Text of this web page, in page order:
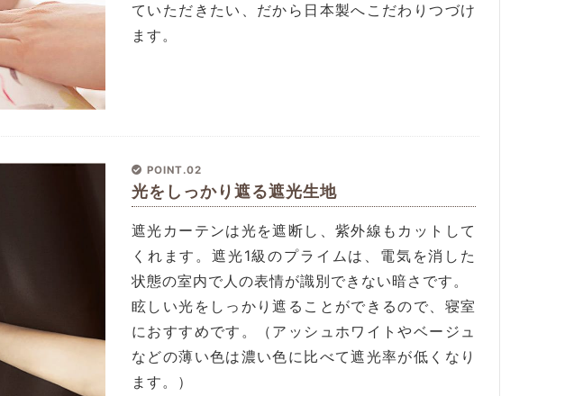
ていただきたい、だから日本製へこだわりつづけ
ます。
POINT.02
光をしっかり遮る遮光生地
遮光カーテンは光を遮断し、紫外線もカットして
くれます。遮光1級のプライムは、電気を消した
状態の室内で人の表情が識別できない暗さです。
眩しい光をしっかり遮ることができるので、寝室
におすすめです。（アッシュホワイトやベージュ
などの薄い色は濃い色に比べて遮光率が低くなり
ます。）